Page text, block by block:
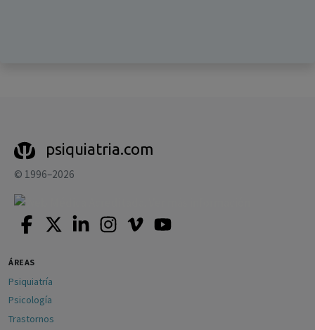
psiquiatria.com
© 1996–2026
ÁREAS
Psiquiatría
Psicología
Trastornos